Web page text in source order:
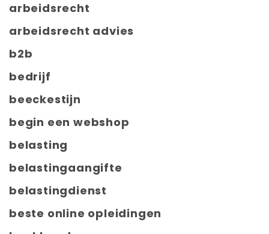
arbeidsrecht
arbeidsrecht advies
b2b
bedrijf
beeckestijn
begin een webshop
belasting
belastingaangifte
belastingdienst
beste online opleidingen